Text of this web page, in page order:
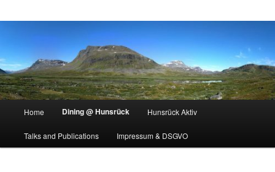
Home Dining @ Hunsrück Hunsrück Aktiv
Talks and Publications Impressum & DSGVO